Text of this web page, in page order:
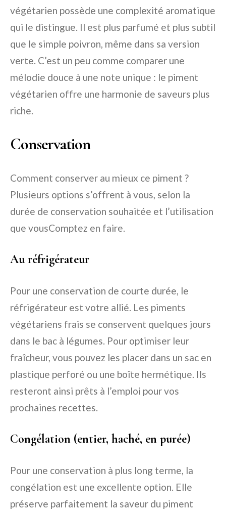
végétarien possède une complexité aromatique
qui le distingue. Il est plus parfumé et plus subtil
que le simple poivron, même dans sa version
verte. C’est un peu comme comparer une
mélodie douce à une note unique : le piment
végétarien offre une harmonie de saveurs plus
riche.
Conservation
Comment conserver au mieux ce piment ?
Plusieurs options s’offrent à vous, selon la
durée de conservation souhaitée et l’utilisation
que vousComptez en faire.
Au réfrigérateur
Pour une conservation de courte durée, le
réfrigérateur est votre allié. Les piments
végétariens frais se conservent quelques jours
dans le bac à légumes. Pour optimiser leur
fraîcheur, vous pouvez les placer dans un sac en
plastique perforé ou une boîte hermétique. Ils
resteront ainsi prêts à l’emploi pour vos
prochaines recettes.
Congélation (entier, haché, en purée)
Pour une conservation à plus long terme, la
congélation est une excellente option. Elle
préserve parfaitement la saveur du piment